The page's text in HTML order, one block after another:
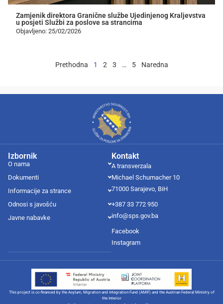
Zamjenik direktora Granične službe Ujedinjenog Kraljevstva
u posjeti Službi za poslove sa strancima
Objavljeno: 25/02/2026
Prethodna 1 2 3 … 5 Naredna
Kontakt
A transverzala
Michael Schumacher 10
71000 Sarajevo, BiH
+387 33 772 950
info@sps.gov.ba
Facebook
Instagram
Izbornik
O nama
Dokumenti
Informacije za strance
Odnosi s javošću
Javne nabavke
This project is co-financed by the Asylum, Migration and Integration Fund (AMIF) and the Austrian Federal Ministry of
the Interior